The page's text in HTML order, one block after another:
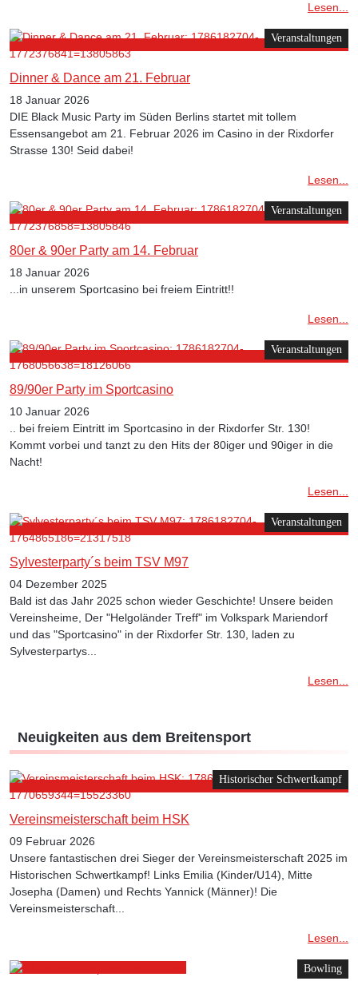
Lesen...
Veranstaltungen
Dinner & Dance am 21. Februar
18 Januar 2026
DIE Black Music Party im Süden Berlins startet mit tollem
Essensangebot am 21. Februar 2026 im Casino in der Rixdorfer
Strasse 130! Seid dabei!
Lesen...
Veranstaltungen
80er & 90er Party am 14. Februar
18 Januar 2026
...in unserem Sportcasino bei freiem Eintritt!!
Lesen...
Veranstaltungen
89/90er Party im Sportcasino
10 Januar 2026
.. bei freiem Eintritt im Sportcasino in der Rixdorfer Str. 130!
Kommt vorbei und tanzt zu den Hits der 80iger und 90iger in die
Nacht!
Lesen...
Veranstaltungen
Sylvesterparty´s beim TSV M97
04 Dezember 2025
Bald ist das Jahr 2025 schon wieder Geschichte! Unsere beiden
Vereinsheime, Der "Helgoländer Treff" im Volkspark Mariendorf
und das "Sportcasino" in der Rixdorfer Str. 130, laden zu
Sylvesterpartys...
Lesen...
Neuigkeiten aus dem Breitensport
Historischer Schwertkampf
Vereinsmeisterschaft beim HSK
09 Februar 2026
Unsere fantastischen drei Sieger der Vereinsmeisterschaft 2025 im
Historischen Schwertkampf! Links Emilia (Kinder/U14), Mitte
Josepha (Damen) und Rechts Yannick (Männer)! Die
Vereinsmeisterschaft...
Lesen...
Bowling